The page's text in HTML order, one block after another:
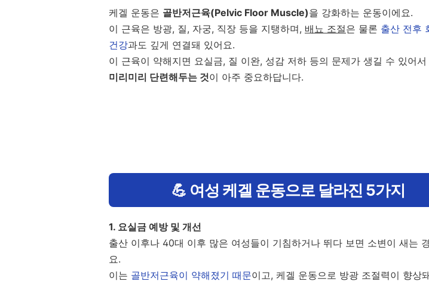
케겔 운동은 골반저근육(Pelvic Floor Muscle)을 강화하는 운동이에요.
이 근육은 방광, 질, 자궁, 직장 등을 지탱하며, 배뇨 조절은 물론 출산 전후
건강과도 깊게 연결돼 있어요.
이 근육이 약해지면 요실금, 질 이완, 성감 저하 등의 문제가 생길 수 있어서
미리미리 단련해두는 것이 아주 중요하답니다.
💪 여성 케겔 운동으로 달라진 5가지
1. 요실금 예방 및 개선
출산 이후나 40대 이후 많은 여성들이 기침하거나 뛰다 보면 소변이 새는
요.
이는 골반저근육이 약해졌기 때문이고, 케겔 운동으로 방광 조절력이 향상